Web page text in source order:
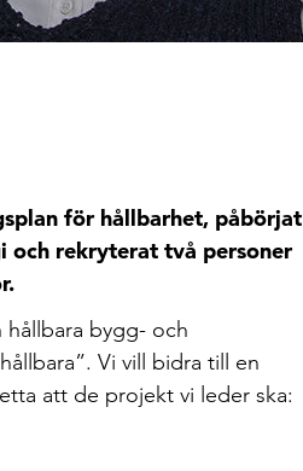
för hållbarhet, påbörjat
och rekryterat två personer
hållbara bygg- och
Vi vill bidra till en
att de projekt vi leder ska: